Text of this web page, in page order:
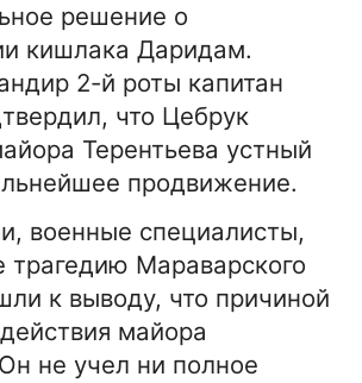
решение о
кишлака Даридам.
2-й роты капитан
что Цебрук
Терентьева устный
продвижение.
военные специалисты,
трагедию Мараварского
к выводу, что причиной
майора
не учел ни полное